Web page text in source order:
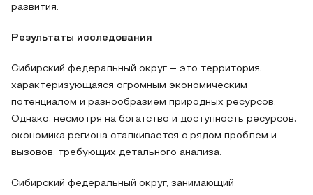
развития.
Результаты исследования
Сибирский федеральный округ – это территория,
характеризующаяся огромным экономическим
потенциалом и разнообразием природных ресурсов.
Однако, несмотря на богатство и доступность ресурсов,
экономика региона сталкивается с рядом проблем и
вызовов, требующих детального анализа.
Сибирский федеральный округ, занимающий